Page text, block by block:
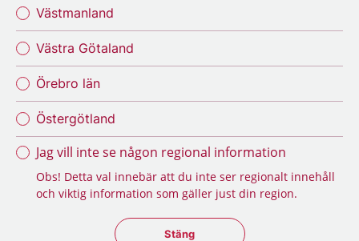
Västmanland
Västra Götaland
Örebro län
Östergötland
Jag vill inte se någon regional information
Obs! Detta val innebär att du inte ser regionalt innehåll
och viktig information som gäller just din region.
Stäng regionsväljaren
Stäng